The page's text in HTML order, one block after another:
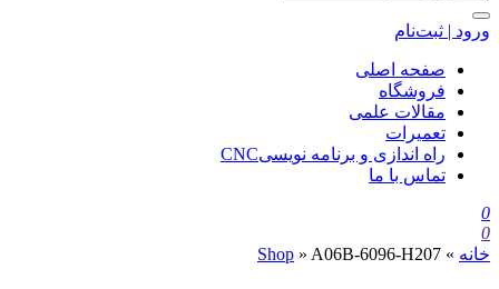
ورود | ثبت‌نام
صفحه اصلی
فروشگاه
مقالات علمی
تعمیرات
راه اندازی و برنامه نویسیCNC
تماس با ما
0
0
خانه »
Shop » A06B-6096-H207